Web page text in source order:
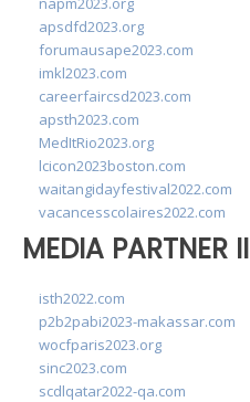
apsdfd2023.org
forumausape2023.com
imkl2023.com
careerfaircsd2023.com
apsth2023.com
MedItRio2023.org
lcicon2023boston.com
waitangidayfestival2022.com
vacancesscolaires2022.com
MEDIA PARTNER II
isth2022.com
p2b2pabi2023-makassar.com
wocfparis2023.org
sinc2023.com
scdlqatar2022-qa.com